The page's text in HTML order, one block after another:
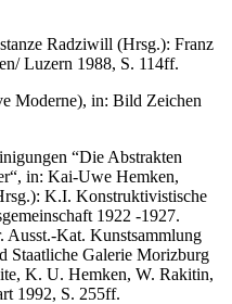
Radziwill (Hrsg.): Franz
Luzern 1988, S. 114ff.
Moderne), in: Bild Zeichen
“Die Abstrakten
in: Kai-Uwe Hemken,
K.I. Konstruktivistische
1922 -1927.
Ausst.-Kat. Kunstsammlung
Staatliche Galerie Morizburg
K. U. Hemken, W. Rakitin,
1992, S. 255ff.